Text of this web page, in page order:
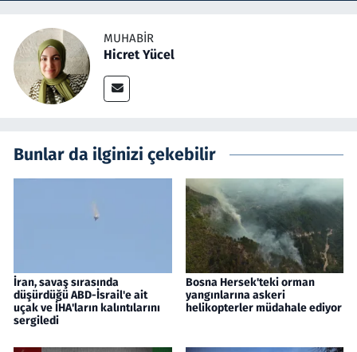
MUHABIR
Hicret Yücel
Bunlar da ilginizi çekebilir
İran, savaş sırasında
düşürdüğü ABD-İsrail'e ait
uçak ve İHA'ların kalıntılarını
sergiledi
Bosna Hersek'teki orman
yangınlarına askeri
helikopterler müdahale ediyor